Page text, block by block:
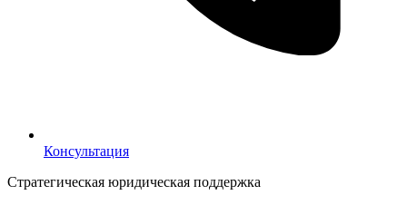
Консультация
Консультация
Стратегическая юридическая поддержка